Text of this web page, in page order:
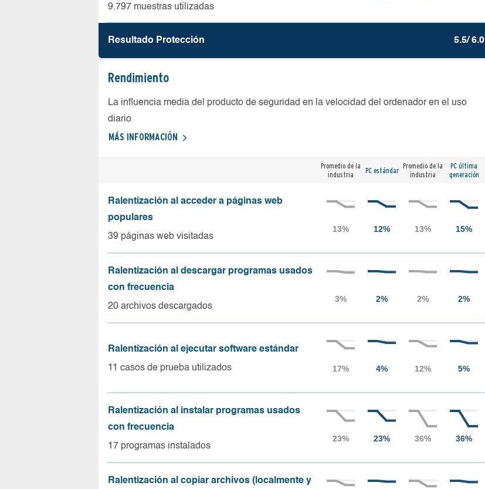
9.797 muestras utilizadas
Resultado Protección 5.5/ 6.0
Rendimiento
La influencia media del producto de seguridad en la velocidad del ordenador en el uso
diario
MÁS INFORMACIÓN
Promedio de la
industria
PC estándar Promedio de la
industria
PC última
generación
Ralentización al acceder a páginas web
populares
39 páginas web visitadas
Ralentización al descargar programas usados
con frecuencia
20 archivos descargados
Ralentización al ejecutar software estándar
11 casos de prueba utilizados
Ralentización al instalar programas usados
con frecuencia
17 programas instalados
Ralentización al copiar archivos (localmente y